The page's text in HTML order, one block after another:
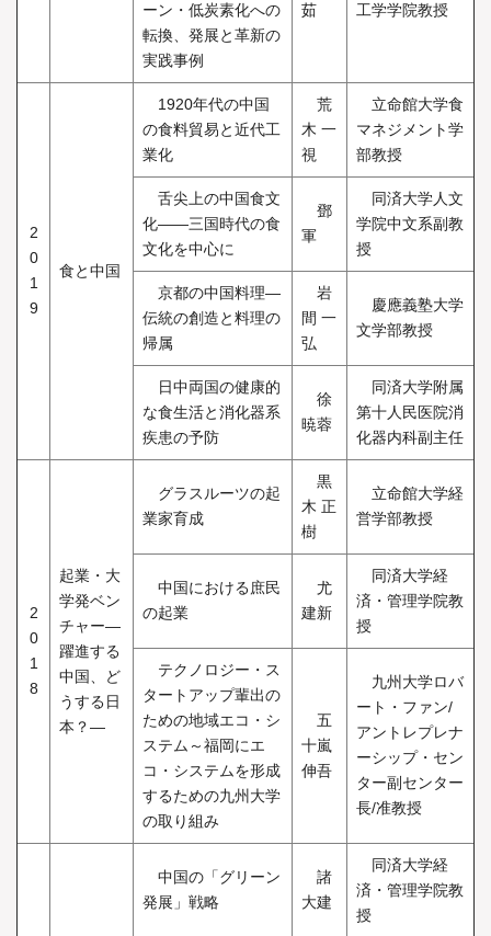
ーン・低炭素化への
転換、発展と革新の
実践事例
茹
工学学院教授
2
0
1
9
食と中国
1920年代の中国
の食料貿易と近代工
業化
荒
木 一
視
立命館大学食
マネジメント学
部教授
舌尖上の中国食文
化――三国時代の食
文化を中心に
鄧
軍
同済大学人文
学院中文系副教
授
京都の中国料理―
伝統の創造と料理の
帰属
岩
間 一
弘
慶應義塾大学
文学部教授
日中両国の健康的
な食生活と消化器系
疾患の予防
徐
暁蓉
同済大学附属
第十人民医院消
化器内科副主任
2
0
1
8
起業・大
学発ベン
チャー―
躍進する
中国、ど
うする日
本？―
グラスルーツの起
業家育成
黒
木 正
樹
立命館大学経
営学部教授
中国における庶民
の起業
尤
建新
同済大学経
済・管理学院教
授
テクノロジー・ス
タートアップ輩出の
ための地域エコ・シ
ステム～福岡にエ
コ・システムを形成
するための九州大学
の取り組み
五
十嵐
伸吾
九州大学ロバ
ート・ファン/
アントレプレナ
ーシップ・セン
ター副センター
長/准教授
中国の「グリーン
発展」戦略
諸
大建
同済大学経
済・管理学院教
授